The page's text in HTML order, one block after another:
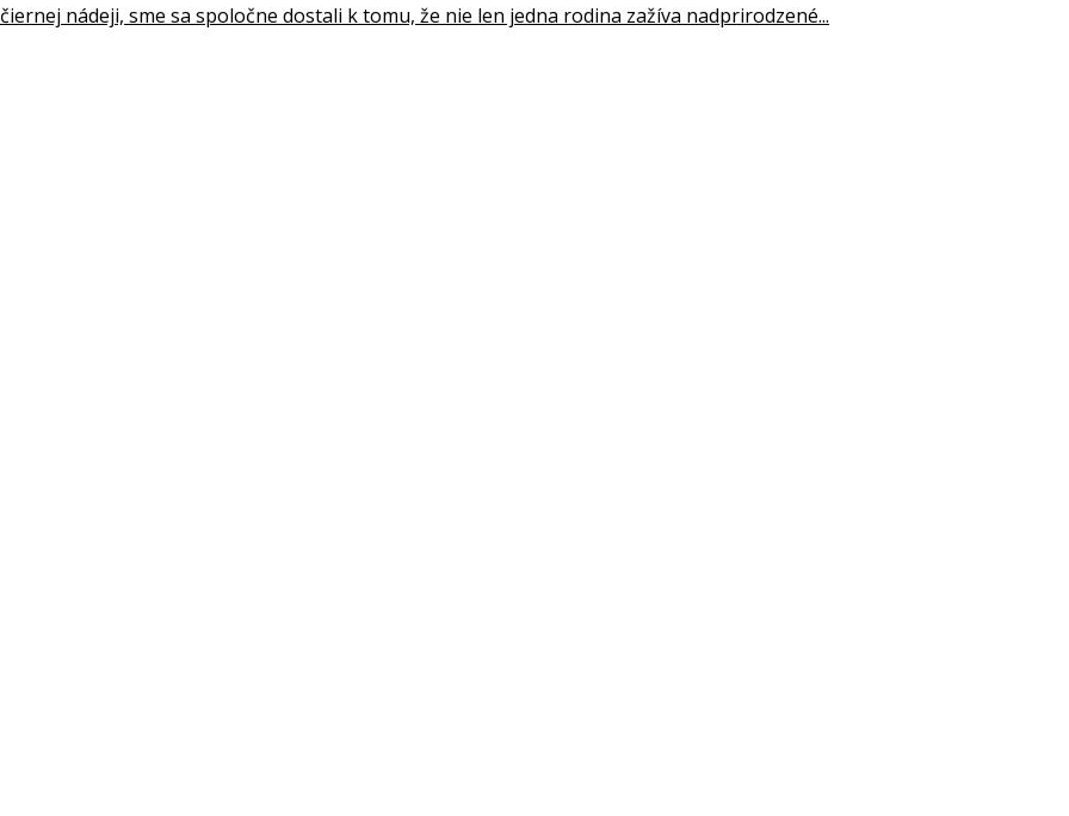
nádeji, sme sa spoločne dostali k tomu, že nie len jedna rodina zažíva nadprirodzené...